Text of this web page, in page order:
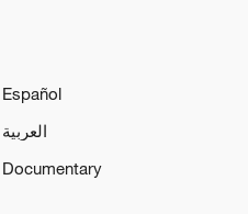
Español
العربية
Documentary